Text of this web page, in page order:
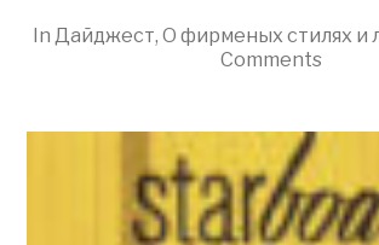
Studio
In Дайджест, О фирменых стилях и
Comments